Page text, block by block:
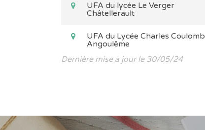
UFA du lycée Le Verger
Châtellerault
UFA du Lycée Charles Coulomb
Angoulême
Dernière mise à jour le 30/05/24